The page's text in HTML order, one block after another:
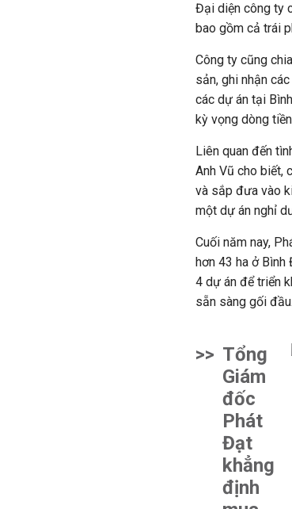
Đại diện công ty
bao gồm cả trái
Công ty cũng
sản, ghi nhận
các dự án tại
kỳ vọng dòng
Liên quan đến
Anh Vũ cho biết,
và sắp đưa vào
một dự án nghỉ
Cuối năm nay,
hơn 43 ha ở Bình
4 dự án để triển
sẵn sàng gối đầu.
>> Tổng
Giám
đốc
Phát
Đạt
khẳng
định